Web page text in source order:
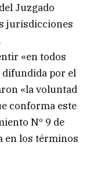
Juzgado
jurisdicciones
«en todos
por el
«la voluntad
conforma este
Nº 9 de
en los términos